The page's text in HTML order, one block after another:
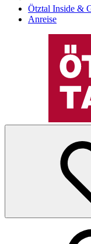
Ötztal Inside &
Anreise